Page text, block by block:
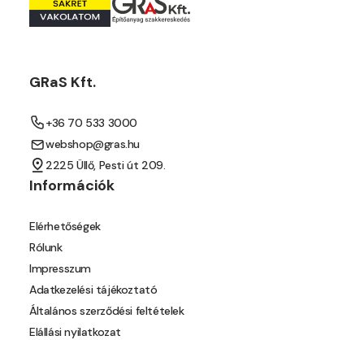
Pear-yellow E
GRaS Kft.
+36 70 533 3000
webshop@gras.hu
2225 Üllő, Pesti út 209.
Információk
Elérhetőségek
Rólunk
Impresszum
Adatkezelési tájékoztató
Általános szerződési feltételek
Elállási nyilatkozat